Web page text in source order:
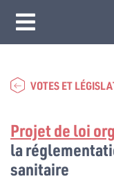
VOTES ET
Projet de loi
la
sanitaire